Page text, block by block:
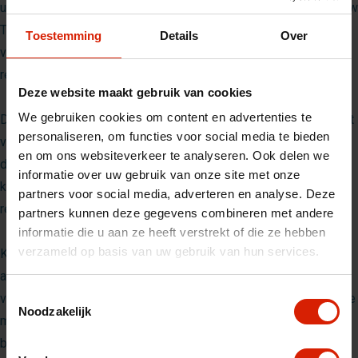
Toestemming Details Over
Deze website maakt gebruik van cookies
We gebruiken cookies om content en advertenties te
personaliseren, om functies voor social media te bieden
en om ons websiteverkeer te analyseren. Ook delen we
informatie over uw gebruik van onze site met onze
partners voor social media, adverteren en analyse. Deze
partners kunnen deze gegevens combineren met andere
informatie die u aan ze heeft verstrekt of die ze hebben
verzameld op basis van uw gebruik van hun services.
Noodzakelijk
u nu naar de auto loopt of de trein neemt, het verplaatsen van uw
Trive wordt zo een stuk eenvoudiger. Dit is vooral waardevol
voor mensen die afhankelijk zijn van hun rollator en deze
regelmatig willen meenemen.
De luxe hoes is ook voorzien van een handige sluiting die zorgt
voor een veilige afsluiting. Dit voorkomt dat er vuil of vocht in
de hoes komt, wat de levensduur van uw rollator ten goede
komt. Bovendien is de hoes ontworpen om gemakkelijk te
reinigen, zodat u deze altijd fris en in topconditie kunt houden.
Kortom, de luxe transporthoes voor de Trive is een must-have
accessoire voor iedereen die zijn rollator veilig en compact wil
vervoeren. Met zijn gebruiksvriendelijke ontwerp, hoogwaardige
materialen en praktische functies biedt deze hoes de perfecte
bescherming voor uw Trive, zodat u met een gerust hart op pad